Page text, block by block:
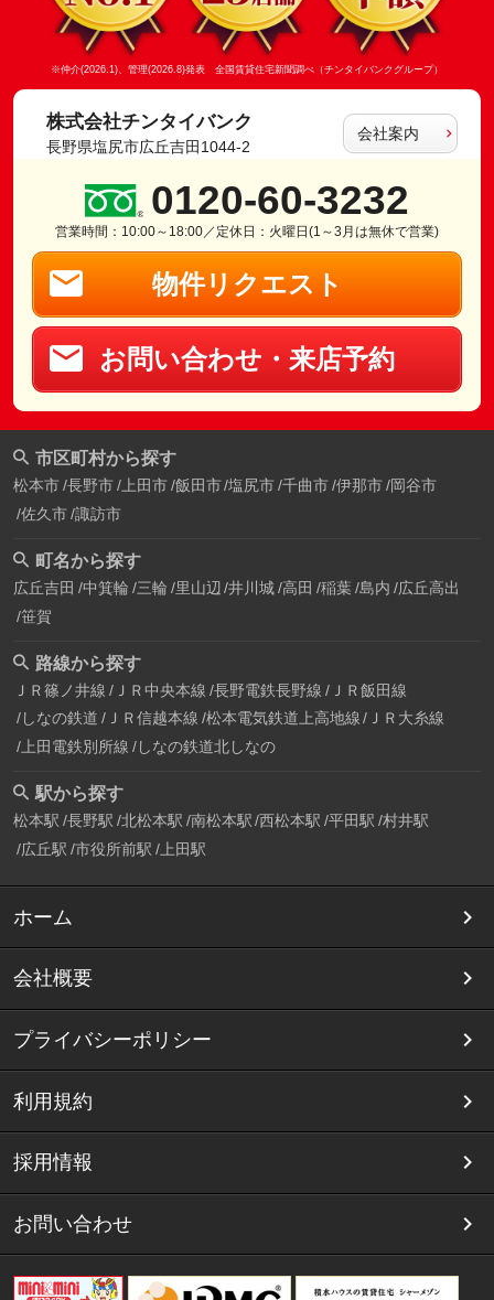
※仲介(2026.1)、管理(2026.8)発表 全国賃貸住宅新聞調べ（チンタイバンクグループ）
株式会社チンタイバンク
長野県塩尻市広丘吉田1044-2
会社案内
0120-60-3232
営業時間：10:00～18:00／定休日：火曜日(1～3月は無休で営業)
物件リクエスト
お問い合わせ・来店予約
市区町村から探す
松本市 長野市 上田市 飯田市 塩尻市 千曲市 伊那市 岡谷市
佐久市 諏訪市
町名から探す
広丘吉田 中箕輪 三輪 里山辺 井川城 高田 稲葉 島内 広丘高出
笹賀
路線から探す
ＪＲ篠ノ井線 ＪＲ中央本線 長野電鉄長野線 ＪＲ飯田線
しなの鉄道 ＪＲ信越本線 松本電気鉄道上高地線
ＪＲ大糸線
上田電鉄別所線 しなの鉄道北しなの
駅から探す
松本駅 長野駅 北松本駅 南松本駅 西松本駅 平田駅 村井駅
広丘駅 市役所前駅 上田駅
ホーム
会社概要
プライバシーポリシー
利用規約
採用情報
お問い合わせ